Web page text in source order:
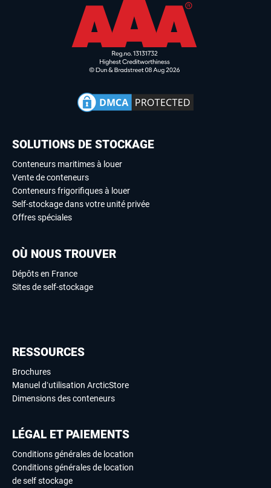
SOLUTIONS DE STOCKAGE
Conteneurs maritimes à louer
Vente de conteneurs
Conteneurs frigorifiques à louer
Self-stockage dans votre unité privée
Offres spéciales
OÙ NOUS TROUVER
Dépôts en France
Sites de self-stockage
RESSOURCES
Brochures
Manuel d’utilisation ArcticStore
Dimensions des conteneurs
LÉGAL ET PAIEMENTS
Conditions générales de location
Conditions générales de location
de self stockage